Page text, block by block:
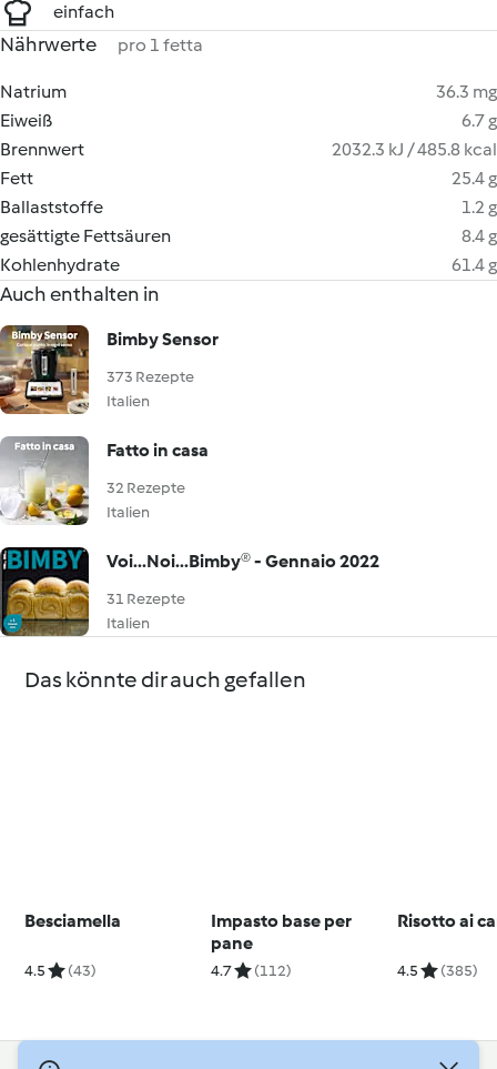
einfach
Nährwerte pro 1 fetta
Natrium
36.3 mg
Eiweiß
6.7 g
Brennwert
2032.3 kJ / 485.8 kcal
Fett
25.4 g
Ballaststoffe
1.2 g
gesättigte Fettsäuren
8.4 g
Kohlenhydrate
61.4 g
Auch enthalten in
Bimby Sensor
373 Rezepte
Italien
Fatto in casa
32 Rezepte
Italien
Voi...Noi...Bimby® - Gennaio 2022
31 Rezepte
Italien
Das könnte dir auch gefallen
Besciamella
4.5 (43)
Impasto base per
pane
4.7 (112)
Risotto ai
4.5 (385)